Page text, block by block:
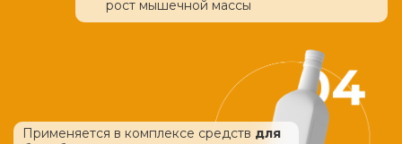
рост мышечной массы
Применяется в комплексе средств для